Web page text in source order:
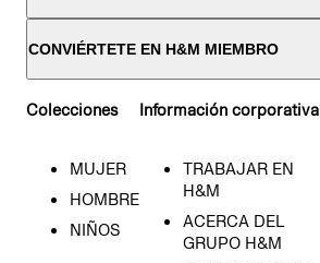
CONVIÉRTETE EN H&M MIEMBRO
Colecciones
MUJER
HOMBRE
NIÑOS
Información corporativa
TRABAJAR EN
H&M
ACERCA DEL
GRUPO H&M